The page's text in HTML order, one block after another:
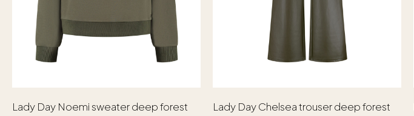
Lady Day Noemi sweater deep forest Lady Day Chelsea trouser deep forest